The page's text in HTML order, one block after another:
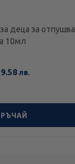
10мл
9.58 лв.